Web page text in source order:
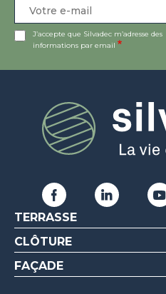
J’accepte que Silvadec m’adresse des
informations par email
TERRASSE
CLÔTURE
FAÇADE